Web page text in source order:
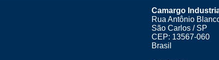
Camargo
Rua Antônio
São Carlos / SP
CEP: 13567-060
Brasil